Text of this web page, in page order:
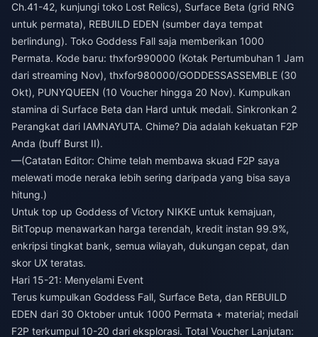
Ch.41-42, kunjungi toko Lost Relics), Surface Beta (grid RNG
untuk permata), REBUILD EDEN (sumber daya tempat
berlindung). Toko Goddess Fall saja memberikan 1000
Permata. Kode baru: thxfor990000 (Kotak Pertumbuhan 1 Jam
dari streaming Nov), thxfor980000/GODDESSASSEMBLE (30
Okt), PUNYQUEEN (10 Voucher hingga 20 Nov). Kumpulkan
stamina di Surface Beta dan Hard untuk medali. Sinkronkan 2
Perangkat dari IAMNAYUTA. Chime? Dia adalah kekuatan F2P
Anda (buff Burst II).
—(Catatan Editor: Chime telah membawa skuad F2P saya
melewati mode neraka lebih sering daripada yang bisa saya
hitung.)
Untuk top up Goddess of Victory NIKKE untuk kemajuan,
BitTopup menawarkan harga terendah, kredit instan 99.9%,
enkripsi tingkat bank, semua wilayah, dukungan cepat, dan
skor UX teratas.
Hari 15-21: Menyelami Event
Terus kumpulkan Goddess Fall, Surface Beta, dan REBUILD
EDEN dari 30 Oktober untuk 1000 Permata + material; medali
F2P terkumpul 10-20 dari eksplorasi. Total Voucher Lanjutan: